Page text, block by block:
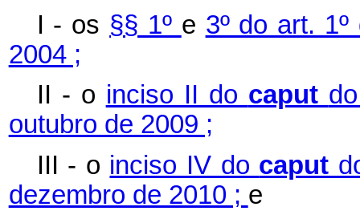
I - os §§ 1º e 3º do art.
2004 ;
II - o inciso II do caput
outubro de 2009 ;
III - o inciso IV do caput
dezembro de 2010 ; e